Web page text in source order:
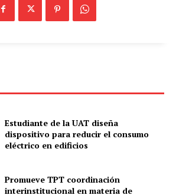
Estudiante de la UAT diseña
dispositivo para reducir el consumo
eléctrico en edificios
Promueve TPT coordinación
interinstitucional en materia de